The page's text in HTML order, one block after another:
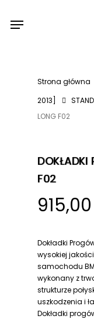
main
Menu
Strona główna
2013]
LONG F02
F02
915,00
Dokładki
wysokiej
samochodu
wykonany z
strukturze
uszkodzenia i
Dokładki